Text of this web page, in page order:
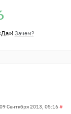
Зачем?
09 Сентября 2013, 05:16#